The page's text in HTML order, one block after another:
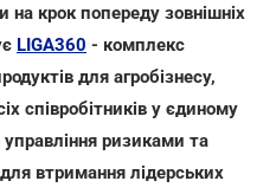
на крок попереду зовнішніх
LIGA360 - комплекс
для агробізнесу,
співробітників у єдиному
ризиками та
втримання лідерських